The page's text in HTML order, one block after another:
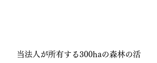
当法人が所有する300haの森林の活